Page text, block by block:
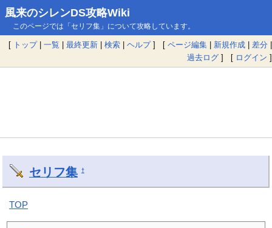
風来のシレンDS攻略Wiki
このページでは「セリフ集」について攻略しています。
[ トップ| 一覧 | 最終更新 | 検索 | ヘルプ] [ ページ編集 | 新規作成 | 差分 |
過去ログ ] [ ログイン ]
セリフ集 †
TOP